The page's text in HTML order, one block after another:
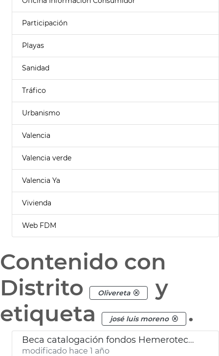
Participación
Playas
Sanidad
Tráfico
Urbanismo
Valencia
Valencia verde
Valencia Ya
Vivienda
Web FDM
Contenido con
Distrito
Olivereta
y
etiqueta
josé luis moreno .
Beca catalogación fondos Hemeroteca y Biblioteca Histórica
modificado hace 1 año